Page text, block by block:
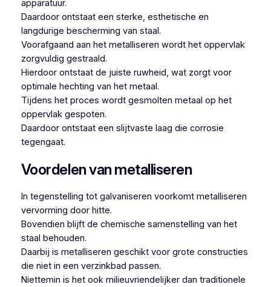
apparatuur.
Daardoor ontstaat een sterke, esthetische en
langdurige bescherming van staal.
Voorafgaand aan het metalliseren wordt het oppervlak
zorgvuldig gestraald.
Hierdoor ontstaat de juiste ruwheid, wat zorgt voor
optimale hechting van het metaal.
Tijdens het proces wordt gesmolten metaal op het
oppervlak gespoten.
Daardoor ontstaat een slijtvaste laag die corrosie
tegengaat.
Voordelen van metalliseren
In tegenstelling tot galvaniseren voorkomt metalliseren
vervorming door hitte.
Bovendien blijft de chemische samenstelling van het
staal behouden.
Daarbij is metalliseren geschikt voor grote constructies
die niet in een verzinkbad passen.
Niettemin is het ook milieuvriendelijker dan traditionele